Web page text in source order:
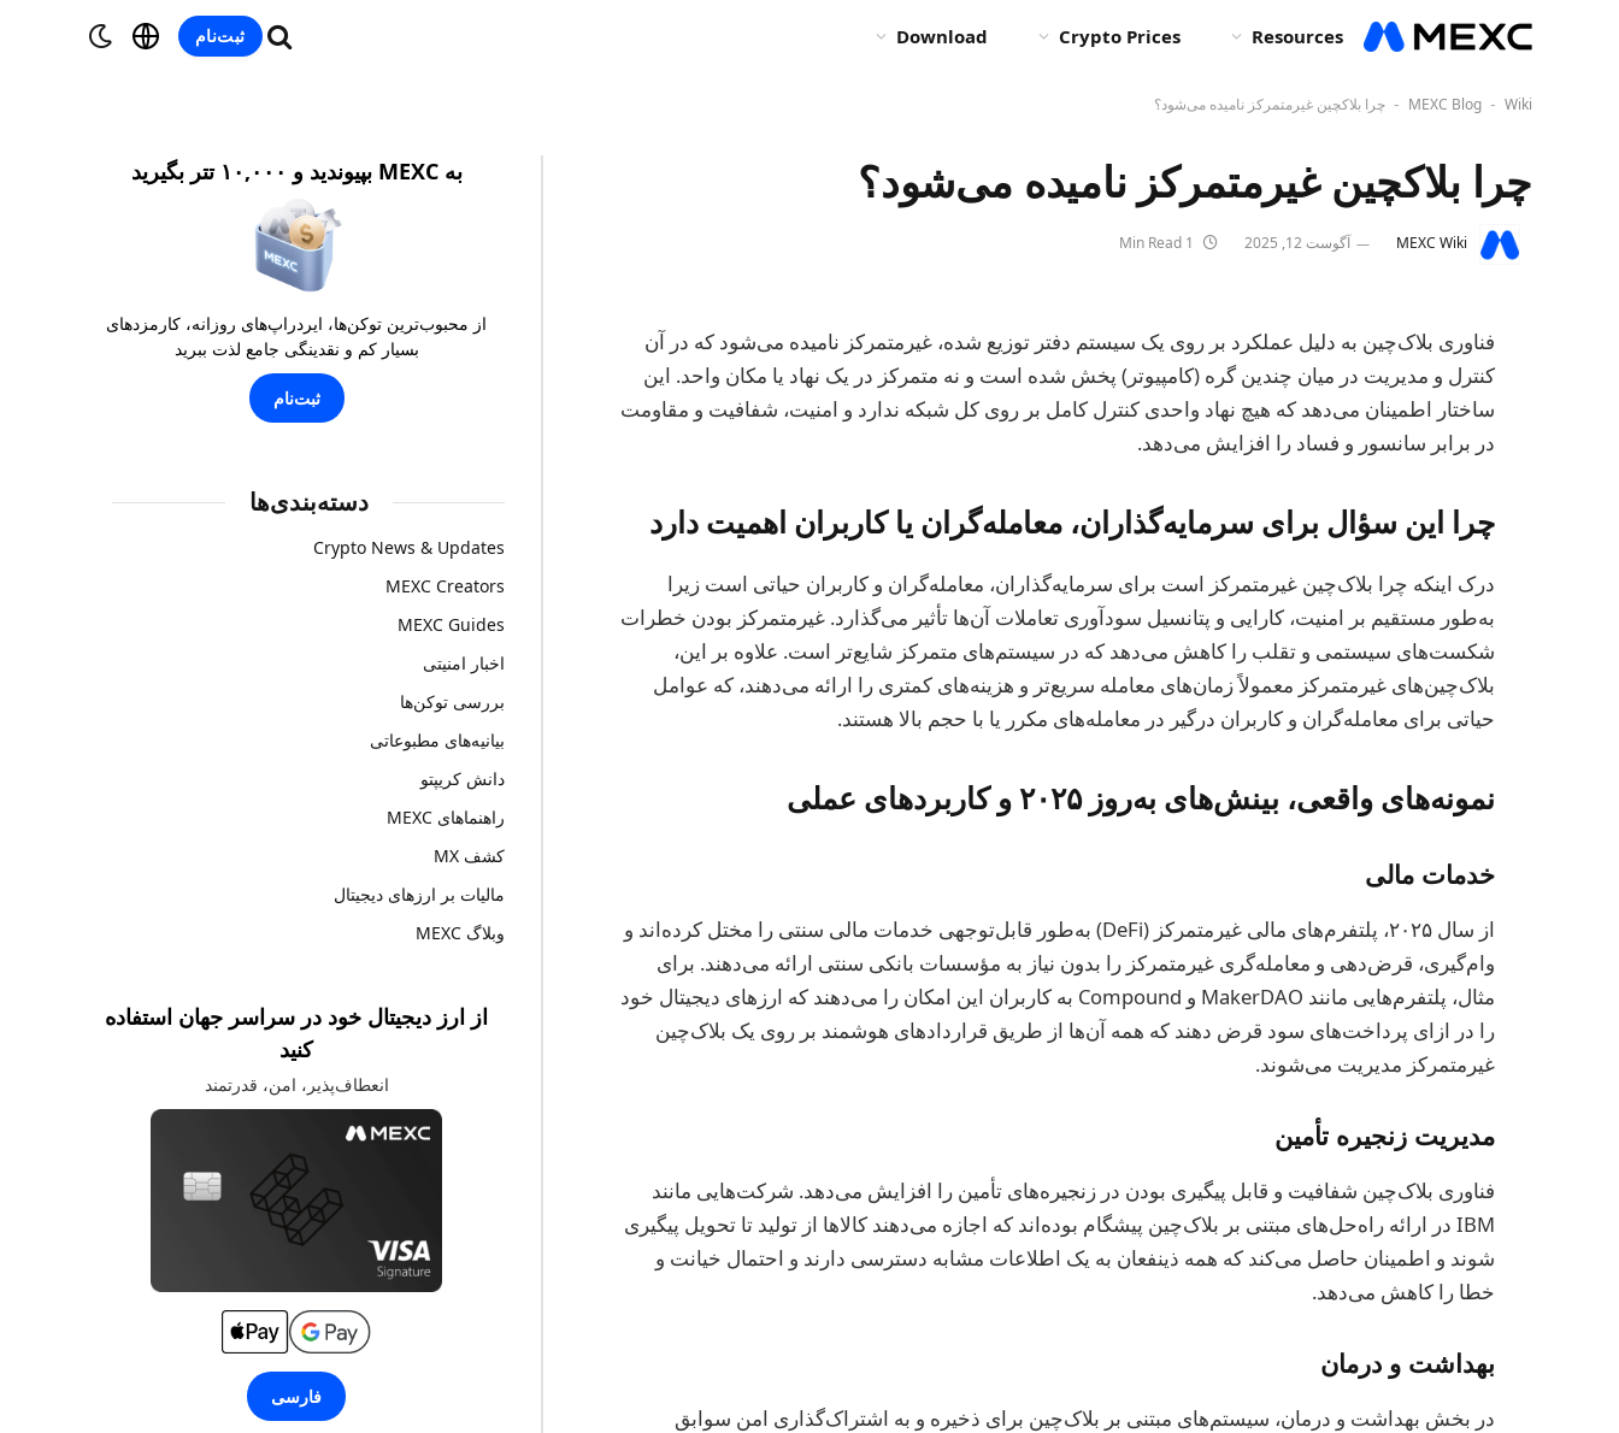
Resources
Crypto Prices
Download ثبت‌نام
MEXC Blog - Wiki
- چرا بلاکچین غیرمتمرکز نامیده می‌شود؟
چرا بلاکچین غیرمتمرکز نامیده می‌شود؟
MEXC Wiki آگوست 12, 2025
فناوری بلاک‌چین به دلیل عملکرد بر روی یک سیستم دفتر توزیع شده، غیرمتمرکز نامیده می‌شود که در آن
کنترل و مدیریت در میان چندین گره (کامپیوتر) پخش شده است و نه متمرکز در یک نهاد یا مکان واحد. این
ساختار اطمینان می‌دهد که هیچ نهاد واحدی کنترل کامل بر روی کل شبکه ندارد و امنیت، شفافیت و مقاومت
در برابر سانسور و فساد را افزایش می‌دهد.
چرا این سؤال برای سرمایه‌گذاران، معامله‌گران یا کاربران اهمیت دارد
درک اینکه چرا بلاک‌چین غیرمتمرکز است برای سرمایه‌گذاران، معامله‌گران و کاربران حیاتی است زیرا
به‌طور مستقیم بر امنیت، کارایی و پتانسیل سودآوری تعاملات آن‌ها تأثیر می‌گذارد. غیرمتمرکز بودن خطرات
شکست‌های سیستمی و تقلب را کاهش می‌دهد که در سیستم‌های متمرکز شایع‌تر است. علاوه بر این،
بلاک‌چین‌های غیرمتمرکز معمولاً زمان‌های معامله سریع‌تر و هزینه‌های کمتری را ارائه می‌دهند، که عوامل
حیاتی برای معامله‌گران و کاربران درگیر در معامله‌های مکرر یا با حجم بالا هستند.
نمونه‌های واقعی، بینش‌های به‌روز ۲۰۲۵ و کاربردهای عملی
خدمات مالی
از سال ۲۰۲۵، پلتفرم‌های مالی غیرمتمرکز (DeFi) به‌طور قابل‌توجهی خدمات مالی سنتی را مختل کرده‌اند و
وام‌گیری، قرض‌دهی و معامله‌گری غیرمتمرکز را بدون نیاز به مؤسسات بانکی سنتی ارائه می‌دهند. برای
مثال، پلتفرم‌هایی مانند MakerDAO و Compound به کاربران این امکان را می‌دهند که ارزهای دیجیتال خود
را در ازای پرداخت‌های سود قرض دهند که همه آن‌ها از طریق قراردادهای هوشمند بر روی یک بلاک‌چین
غیرمتمرکز مدیریت می‌شوند.
مدیریت زنجیره تأمین
فناوری بلاک‌چین شفافیت و قابل پیگیری بودن در زنجیره‌های تأمین را افزایش می‌دهد. شرکت‌هایی مانند
IBM در ارائه راه‌حل‌های مبتنی بر بلاک‌چین پیشگام بوده‌اند که اجازه می‌دهند کالاها از تولید تا تحویل پیگیری
شوند و اطمینان حاصل می‌کند که همه ذینفعان به یک اطلاعات مشابه دسترسی دارند و احتمال خیانت و
خطا را کاهش می‌دهد.
بهداشت و درمان
در بخش بهداشت و درمان، سیستم‌های مبتنی بر بلاک‌چین برای ذخیره و به اشتراک‌گذاری امن سوابق
به MEXC بپیوندید و ۱۰,۰۰۰ تتر بگیرید
از محبوب‌ترین توکن‌ها، ایردراپ‌های روزانه، کارمزدهای
بسیار کم و نقدینگی جامع لذت ببرید
ثبت‌نام
دسته‌بندی‌ها
Crypto News & Updates
MEXC Creators
MEXC Guides
اخبار امنیتی
بررسی توکن‌ها
بیانیه‌های مطبوعاتی
دانش کریپتو
راهنماهای MEXC
کشف MX
مالیات بر ارزهای دیجیتال
وبلاگ MEXC
از ارز دیجیتال خود در سراسر جهان استفاده
کنید
انعطاف‌پذیر، امن، قدرتمند
فارسی